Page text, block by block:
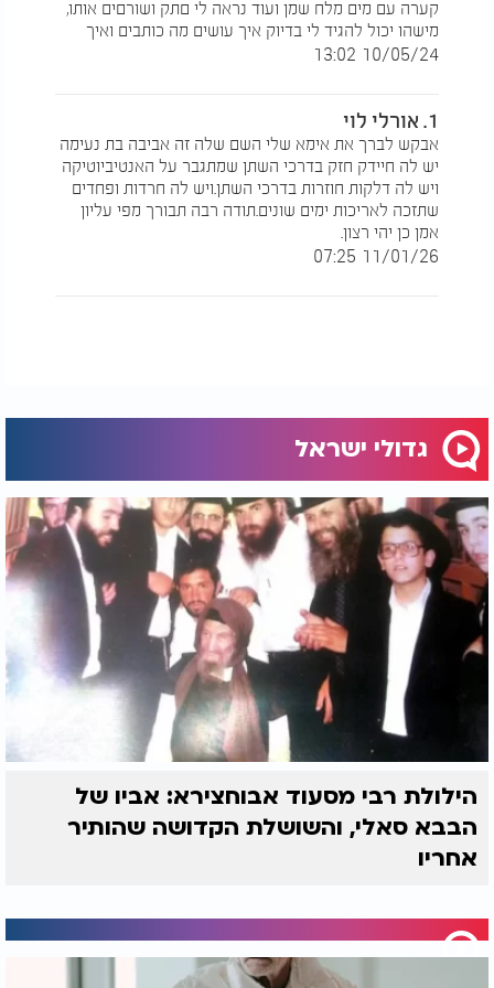
קערה עם מים מלח שמן ועוד נראה לי םתק ושורםים אותו,
מישהו יכול להגיד לי בדיוק איך עושים מה כותבים ואיך
10/05/24 13:02
1. אורלי לוי
אבקש לברך את אימא שלי השם שלה זה אביבה בת נעימה
יש לה חיידק חזק בדרכי השתן שמתגבר על האנטיביוטיקה
ויש לה דלקות חוזרות בדרכי השתן.ויש לה חרדות ופחדים
שתזכה לאריכות ימים שונים.תודה רבה תבורך מפי עליון
אמן כן יהי רצון.
11/01/26 07:25
גדולי ישראל
הילולת רבי מסעוד אבוחצירא: אביו של
הבבא סאלי, והשושלת הקדושה שהותיר
אחריו